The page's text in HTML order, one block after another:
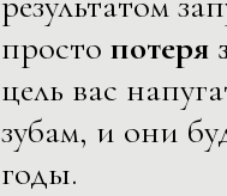
просто потеря
цель вас
зубам, и они
годы.